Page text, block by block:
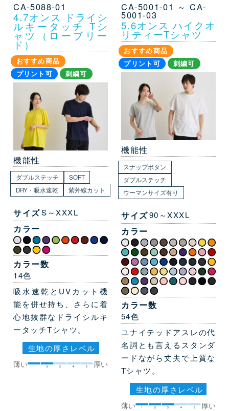
CA-5088-01
4.7オンス ドライシ
ルキータッチ Tシ
ャツ（ローブリー
ド）
おすすめ商品
プリント可
刺繍可
機能性
ダブルステッチ
SOFT
DRY・吸水速乾
紫外線カット
サイズS～XXXL
カラー
カラー数
14色
吸水速乾とUVカット機
能を併せ持ち、さらに着
心地抜群なドライシルキ
ータッチTシャツ。
生地の厚さレベル
薄い 1 2 3 4 5 厚い
CA-5001-01 ～ CA-
5001-03
5.6オンス ハイクオ
リティーTシャツ
おすすめ商品
プリント可
刺繍可
機能性
スナップボタン
ダブルステッチ
ウーマンサイズ有り
サイズ90～XXXL
カラー
カラー数
54色
ユナイテッドアスレの代
名詞とも言えるスタンダ
ードながら丈夫で上質な
Tシャツ。
生地の厚さレベル
薄い 1 2 3 4 5 厚い